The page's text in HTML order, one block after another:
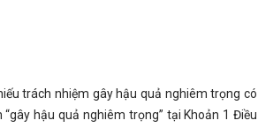
trách nhiệm gây hậu quả nghiêm trọng có
hậu quả nghiêm trọng” tại Khoản 1 Điều